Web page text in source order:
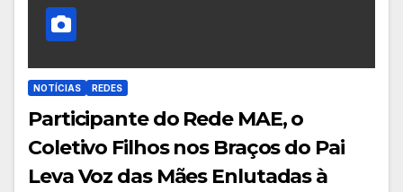
NOTÍCIAS REDES
Participante do Rede MAE, o
Coletivo Filhos nos Braços do Pai
Leva Voz das Mães Enlutadas à